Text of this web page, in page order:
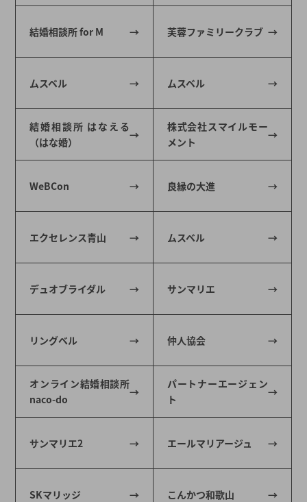
結婚相談所 for M 芙蓉ファミリークラブ
ムスベル ムスベル
結婚相談所 はなえる
（はな婚）
株式会社スマイルモー
メント
WeBCon 良縁の大進
エクセレンス青山 ムスベル
デュオブライダル サンマリエ
リングベル 仲人協会
オンライン結婚相談所
naco-do
パートナーエージェン
ト
サンマリエ2 エールマリアージュ
SKマリッジ こんかつ和歌山